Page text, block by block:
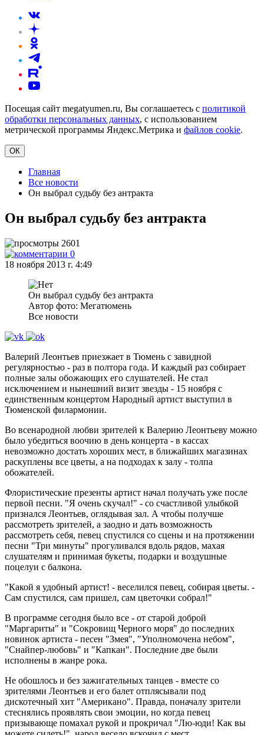
Посещая сайт megatyumen.ru, Вы соглашаетесь с политикой
обработки персональных данных, с использованием
метрической программы Яндекс.Метрика и файлов cookie.
ОК
Главная
Все новости
Он выбрал судьбу без антракта
Он выбрал судьбу без антракта
2601
0
18 ноября 2013 г. 4:49
Он выбрал судьбу без антракта
Автор фото: Мегатюмень
Все новости
Валерий Леонтьев приезжает в Тюмень с завидной
регулярностью - раз в полтора года. И каждый раз собирает
полные залы обожающих его слушателей. Не стал
исключением и нынешний визит звезды - 15 ноября с
единственным концертом Народный артист выступил в
Тюменской филармонии.
Во всенародной любви зрителей к Валерию Леонтьеву можно
было убедиться воочию в день концерта - в кассах
невозможно достать хороших мест, в ближайших магазинах
раскуплены все цветы, а на подходах к залу - толпа
обожателей.
Флористические презенты артист начал получать уже после
первой песни. "Я очень скучал!" - со счастливой улыбкой
признался Леонтьев, оглядывая зал. А чтобы получше
рассмотреть зрителей, а заодно и дать возможность
рассмотреть себя, певец спустился со сцены и на протяжении
песни "Три минуты" прогуливался вдоль рядов, махая
слушателям и принимая букеты, подарки и воздушные
поцелуи с балкона.
"Какой я удобный артист! - веселился певец, собирая цветы. -
Сам спустился, сам пришел, сам цветочки собрал!"
В программе сегодня было все - от старой доброй
"Маргариты" и "Сокровищ Черного моря" до последних
новинок артиста - песен "Змея", "Уполномочена небом",
"Снайпер-любовь" и "Капкан". Последние две были
исполнены в жанре рока.
Не обошлось и без зажигательных танцев - вместе со
зрителями Леонтьев и его балет отплясывали под
дискотечный хит "Американо". Правда, поначалу зрители
стеснялись проявлять свои эмоции, но когда певец
призывающе помахал рукой и прокричал "Лю-юди! Как вы